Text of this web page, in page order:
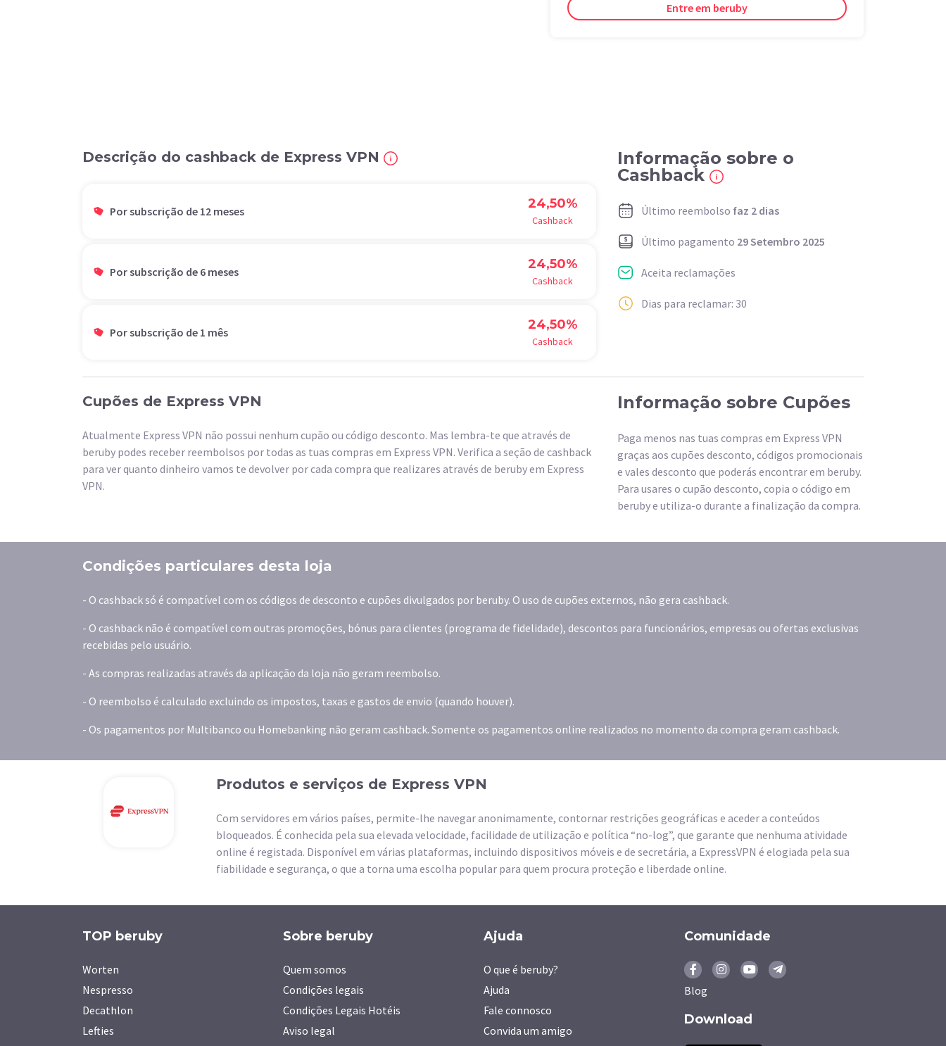
Entre em beruby
Descrição do cashback de Express VPN
Por subscrição de 12 meses 24,50%
Cashback
Por subscrição de 6 meses 24,50%
Cashback
Por subscrição de 1 mês 24,50%
Cashback
Informação sobre o
Cashback
Último reembolso faz 2 dias
Último pagamento 29 Setembro 2025
Aceita reclamações
Dias para reclamar: 30
Cupões de Express VPN
Atualmente Express VPN não possui nenhum cupão ou código desconto. Mas lembra-te que através de
beruby podes receber reembolsos por todas as tuas compras em Express VPN. Verifica a seção de cashback
para ver quanto dinheiro vamos te devolver por cada compra que realizares através de beruby em Express
VPN.
Informação sobre Cupões
Paga menos nas tuas compras em Express VPN
graças aos cupões desconto, códigos promocionais
e vales desconto que poderás encontrar em beruby.
Para usares o cupão desconto, copia o código em
beruby e utiliza-o durante a finalização da compra.
Condições particulares desta loja
- O cashback só é compatível com os códigos de desconto e cupões divulgados por beruby. O uso de cupões externos, não gera cashback.
- O cashback não é compatível com outras promoções, bónus para clientes (programa de fidelidade), descontos para funcionários, empresas ou ofertas exclusivas
recebidas pelo usuário.
- As compras realizadas através da aplicação da loja não geram reembolso.
- O reembolso é calculado excluindo os impostos, taxas e gastos de envio (quando houver).
- Os pagamentos por Multibanco ou Homebanking não geram cashback. Somente os pagamentos online realizados no momento da compra geram cashback.
Produtos e serviços de Express VPN
Com servidores em vários países, permite-lhe navegar anonimamente, contornar restrições geográficas e aceder a conteúdos
bloqueados. É conhecida pela sua elevada velocidade, facilidade de utilização e política “no-log”, que garante que nenhuma atividade
online é registada. Disponível em várias plataformas, incluindo dispositivos móveis e de secretária, a ExpressVPN é elogiada pela sua
fiabilidade e segurança, o que a torna uma escolha popular para quem procura proteção e liberdade online.
TOP beruby
Worten
Nespresso
Decathlon
Lefties
Sobre beruby
Quem somos
Condições legais
Condições Legais Hotéis
Aviso legal
Ajuda
O que é beruby?
Ajuda
Fale connosco
Convida um amigo
Comunidade
Blog
Download